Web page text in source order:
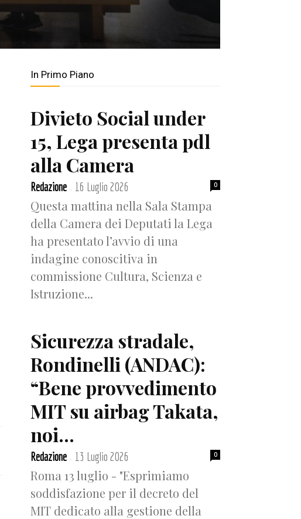
In Primo Piano
Divieto Social under
15, Lega presenta pdl
alla Camera
Redazione - 16 Luglio 2026 0
Questa mattina nella Sala Stampa
della Camera dei Deputati la Lega
ha presentato l’avvio di una
indagine conoscitiva in
commissione Cultura, Scienza e
Istruzione...
Sicurezza stradale,
Rondinelli (ANDAC):
“Bene provvedimento
MIT su airbag Takata,
noi...
Redazione - 13 Luglio 2026 0
Roma 13 luglio - "Esprimiamo
soddisfazione per il decreto del
MIT dedicato alla gestione della